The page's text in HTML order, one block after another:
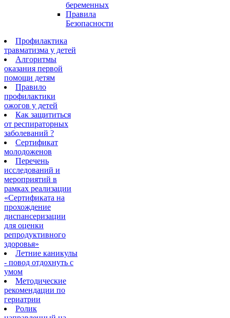
беременных
Правила
Безопасности
Профилактика
травматизма у детей
Алгоритмы
оказания первой
помощи детям
Правило
профилактики
ожогов у детей
Как защититься
от респираторных
заболеваний ?
Сертификат
молодоженов
Перечень
исследований и
мероприятий в
рамках реализации
«Сертификата на
прохождение
диспансеризации
для оценки
репродуктивного
здоровья»
Летние каникулы
- повод отдохнуть с
умом
Методические
рекомендации по
гериатрии
Ролик